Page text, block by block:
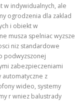
w indywidualnych, ale
ogrodzenia dla zaklad
i obiekt w
musza spelniac wyzsze
niz standardowe
podwyzszonej
zabezpieczeniami
z
wideo, systemy
r wniez balustrady